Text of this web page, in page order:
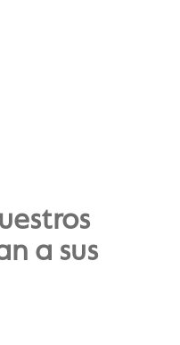
a sus